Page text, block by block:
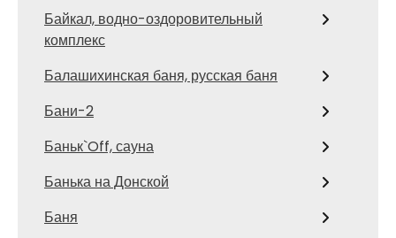
Байкал, водно-оздоровительный
комплекс
Балашихинская баня, русская баня
Бани-2
Баньк`Off, сауна
Банька на Донской
Баня